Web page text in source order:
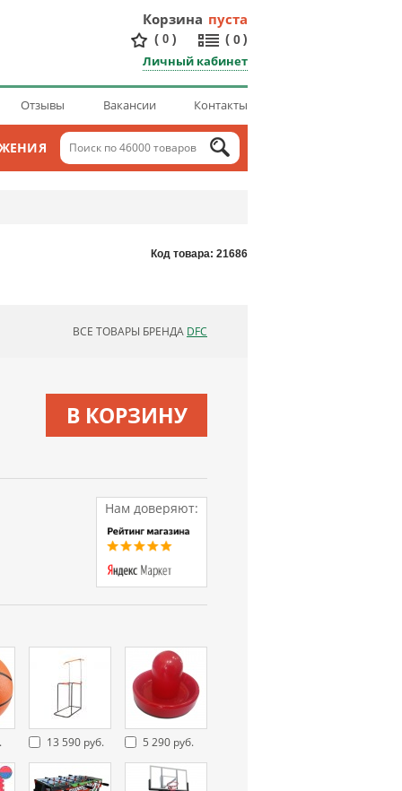
Корзина пуста
( 0 ) ( 0 )
Личный кабинет
Отзывы Вакансии Контакты
Код товара: 21686
ОБНОВЛЯЮ СПИСОК
ВСЕ ТОВАРЫ БРЕНДА DFC
В КОРЗИНУ
Нам доверяют:
13 590 руб. 5 290 руб.